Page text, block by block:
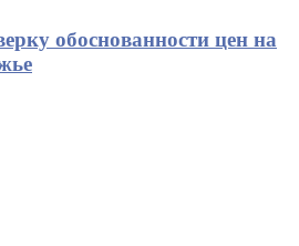
обоснованности цен на